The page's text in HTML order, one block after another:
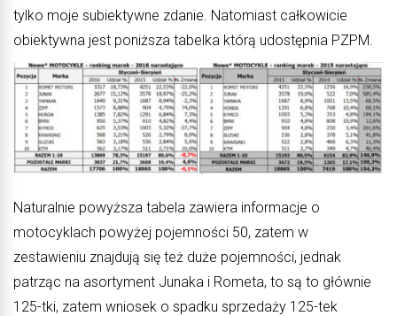
tylko moje subiektywne zdanie. Natomiast całkowicie
obiektywna jest poniższa tabelka którą udostępnia PZPM.
Naturalnie powyższa tabela zawiera informacje o
motocyklach powyżej pojemności 50, zatem w
zestawieniu znajdują się też duże pojemności, jednak
patrząc na asortyment Junaka i Rometa, to są to głównie
125-tki, zatem wniosek o spadku sprzedaży 125-tek